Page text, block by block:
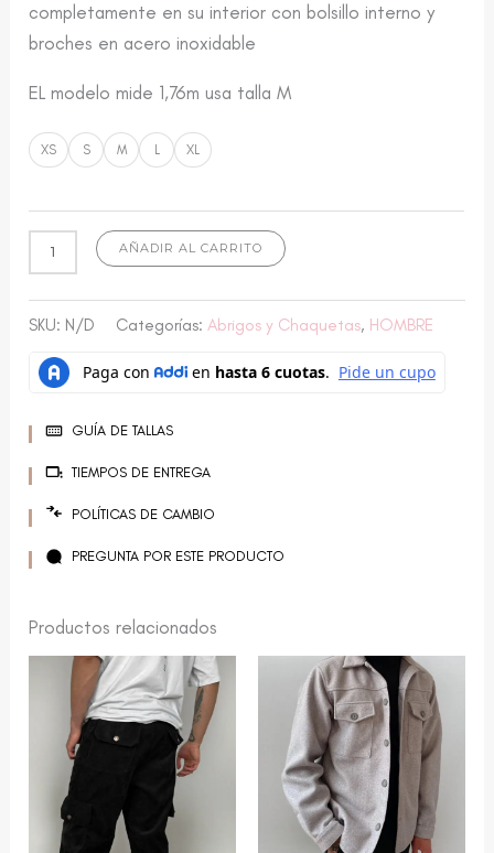
completamente en su interior con bolsillo interno y
broches en acero inoxidable
EL modelo mide 1,76m usa talla M
XS S M L XL
AÑADIR AL CARRITO
SKU: N/D Categorías:Abrigos y Chaquetas, HOMBRE
GUÍA DE TALLAS
TIEMPOS DE ENTREGA
POLÍTICAS DE CAMBIO
PREGUNTA POR ESTE PRODUCTO
Productos relacionados
producto
tiene
múltiples
variantes.
producto
tiene
múltiples
variantes.